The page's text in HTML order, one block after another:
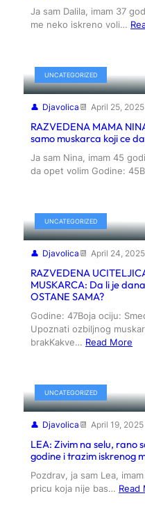
Ja sam Dalila, imam 37
me neko iskreno voli…
UNCATEGORIZED
Djavolica April 25, 2025
RAZVEDENA MAMA
samo muskarca koji ce
Ja sam Nina, imam 45
da opet volim Godine:
UNCATEGORIZED
Djavolica April 24, 2025
RAZVEDENA
MUSKARCA: Da li je
OSTANE SAMA?
Godine: 47Boja ociju:
Upoznati ozbiljnog
brakKakve… Read More
UNCATEGORIZED
Djavolica April 19, 2025
LEA: Zivim na selu, rano
godine i trazim iskrenog
Pozdrav, ja sam Lea,
pricu koja nije bas… Read